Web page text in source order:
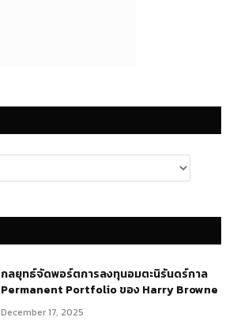
กลยุทธ์​จัดพอร์ตการลงทุนอมตะนิรันดร์กาล
Permanent Portfolio ของ Harry Browne
December 17, 2025